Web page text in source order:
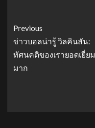
Previous
ข่าวบอลน่ารู้ วิลคินสัน:
ทัศนคติของเรายอดเยี่ยม
มาก